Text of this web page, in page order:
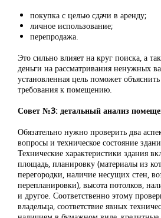
покупка с целью сдачи в аренду;
личное использование;
перепродажа.
Это сильно влияет на круг поиска, а
деньги на рассматривания ненужных
установленная цель поможет
требования к помещению.
Совет №3: детальный анализ
Обязательно нужно проверить два
вопросы и техническое состояние
Технические характеристики здания
площадь, планировку (материалы из
перегородки, наличие несущих стен,
перепланировки), высота потолков,
и другое. Соответственно этому
владельца, соответствие явных